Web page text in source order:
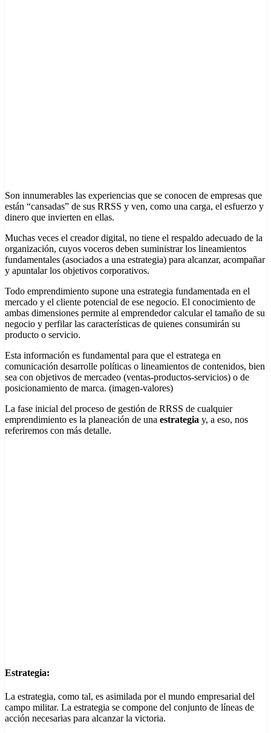
Son innumerables las experiencias que se conocen de empresas que
están “cansadas” de sus RRSS y ven, como una carga, el esfuerzo y
dinero que invierten en ellas.
Muchas veces el creador digital, no tiene el respaldo adecuado de la
organización, cuyos voceros deben suministrar los lineamientos
fundamentales (asociados a una estrategia) para alcanzar, acompañar
y apuntalar los objetivos corporativos.
Todo emprendimiento supone una estrategia fundamentada en el
mercado y el cliente potencial de ese negocio. El conocimiento de
ambas dimensiones permite al emprendedor calcular el tamaño de su
negocio y perfilar las características de quienes consumirán su
producto o servicio.
Esta información es fundamental para que el estratega en
comunicación desarrolle políticas o lineamientos de contenidos, bien
sea con objetivos de mercadeo (ventas-productos-servicios) o de
posicionamiento de marca. (imagen-valores)
La fase inicial del proceso de gestión de RRSS de cualquier
emprendimiento es la planeación de una estrategia y, a eso, nos
referiremos con más detalle.
Estrategia:
La estrategia, como tal, es asimilada por el mundo empresarial del
campo militar. La estrategia se compone del conjunto de líneas de
acción necesarias para alcanzar la victoria.